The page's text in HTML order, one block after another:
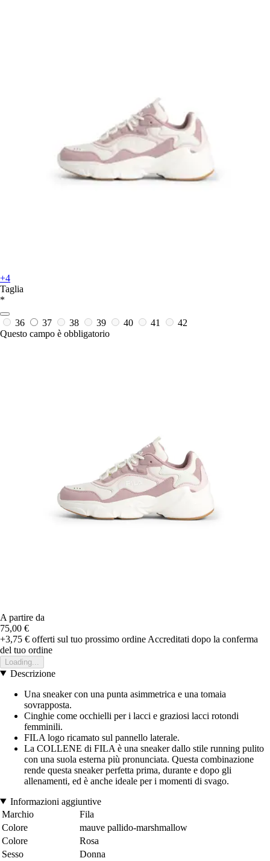
+4
Taglia
*
36 37 38 39 40 41
42
Questo campo è obbligatorio
A partire da
75,00 €
+3,75 € offerti sul tuo prossimo ordine Accreditati dopo la conferma
del tuo ordine
Loading...
Descrizione
Una sneaker con una punta asimmetrica e una tomaia
sovrapposta.
Cinghie come occhielli per i lacci e graziosi lacci rotondi
femminili.
FILA logo ricamato sul pannello laterale.
La COLLENE di FILA è una sneaker dallo stile running pulito
con una suola esterna più pronunciata. Questa combinazione
rende questa sneaker perfetta prima, durante e dopo gli
allenamenti, ed è anche ideale per i momenti di svago.
Informazioni aggiuntive
Marchio
Fila
Colore
mauve pallido-marshmallow
Colore
Rosa
Sesso
Donna